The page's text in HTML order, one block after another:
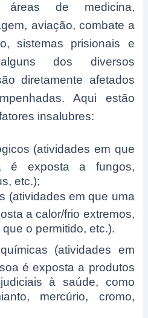
áreas de medicina,
aviação, combate a
sistemas prisionais e
dos diversos
diretamente afetados
Aqui estão
insalubres:
(atividades em que
é exposta a fungos,
etc.);
(atividades em que uma
a calor/frio extremos,
o permitido, etc.).
(atividades em
é exposta a produtos
à saúde, como
mercúrio, cromo,